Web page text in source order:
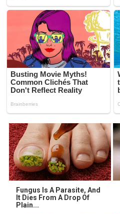
Fungus Is A Parasite, And
It Dies From A Drop Of
Plain...